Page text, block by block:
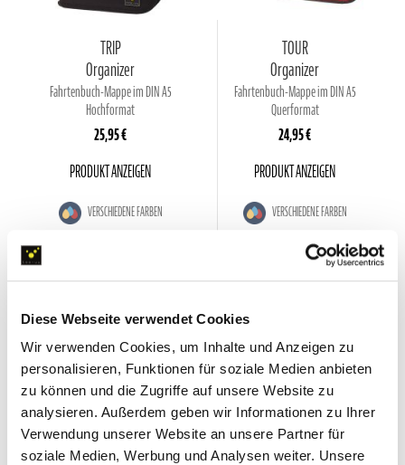
Diese Webseite verwendet Cookies
Wir verwenden Cookies, um Inhalte und Anzeigen zu
personalisieren, Funktionen für soziale Medien anbieten
zu können und die Zugriffe auf unsere Website zu
analysieren. Außerdem geben wir Informationen zu Ihrer
Verwendung unserer Website an unsere Partner für
soziale Medien, Werbung und Analysen weiter. Unsere
TRIP
Organizer
Fahrtenbuch-Mappe im DIN A5
Hochformat
25,95 €
PRODUKT ANZEIGEN
VERSCHIEDENE FARBEN
TOUR
Organizer
Fahrtenbuch-Mappe im DIN A5
Querformat
24,95 €
PRODUKT ANZEIGEN
VERSCHIEDENE FARBEN